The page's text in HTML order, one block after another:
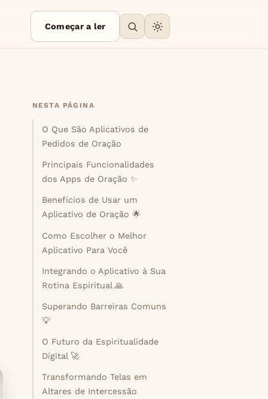
Começar a ler
NESTA PÁGINA
O Que São Aplicativos de
Pedidos de Oração
Principais Funcionalidades
dos Apps de Oração ✨
Benefícios de Usar um
Aplicativo de Oração 🌟
Como Escolher o Melhor
Aplicativo Para Você
Integrando o Aplicativo à Sua
Rotina Espiritual 🙏
Superando Barreiras Comuns
💡
O Futuro da Espiritualidade
Digital 🚀
Transformando Telas em
Altares de Intercessão